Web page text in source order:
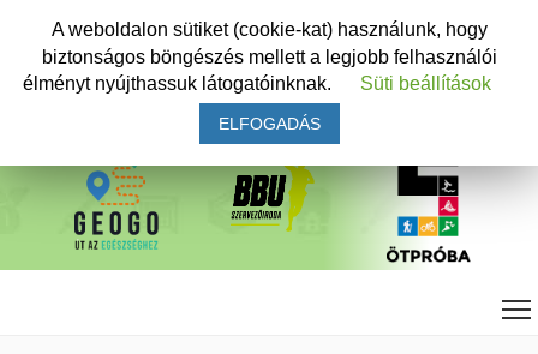
A weboldalon sütiket (cookie-kat) használunk, hogy
biztonságos böngészés mellett a legjobb felhasználói
élményt nyújthassuk látogatóinknak.
Süti beállítások
ELFOGADÁS